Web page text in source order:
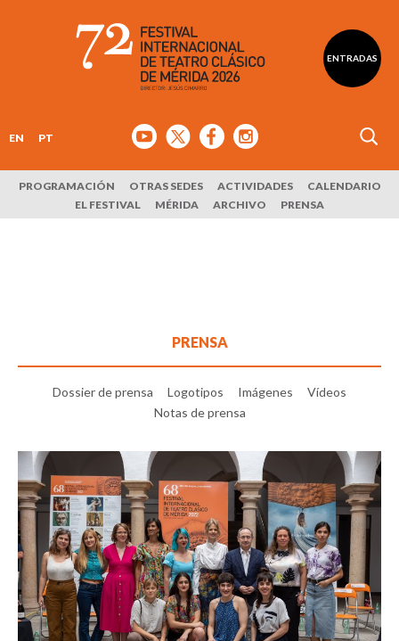
ENTRADAS
EN PT
PROGRAMACIÓN OTRAS SEDES ACTIVIDADES
CALENDARIO
EL FESTIVAL
MÉRIDA ARCHIVO PRENSA
PRENSA
Dossier de prensa Logotipos Imágenes
Vídeos
Notas de prensa